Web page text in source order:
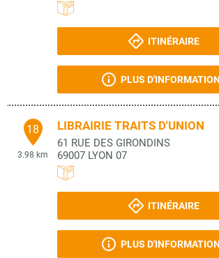
ITINÉRAIRE
PLUS
18
3.98 km
LIBRAIRIE TRAITS D'UNION
61 RUE DES GIRONDINS
69007 LYON 07
ITINÉRAIRE
PLUS